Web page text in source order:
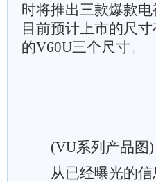
时将推出三款爆款
目前预计上市的尺
的V60U三个尺寸。
(VU系列产品图)
从已经曝光的信